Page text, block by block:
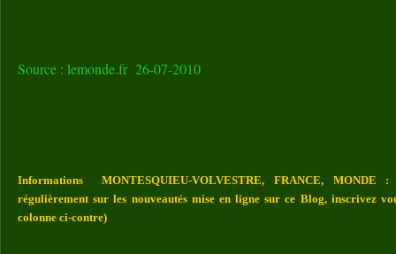
Source : lemonde.fr 26-07-2010
Informations MONTESQUIEU-VOLVESTRE, FRANCE, MONDE
régulièrement sur les nouveautés mise en ligne sur ce Blog, inscrivez
colonne ci-contre)